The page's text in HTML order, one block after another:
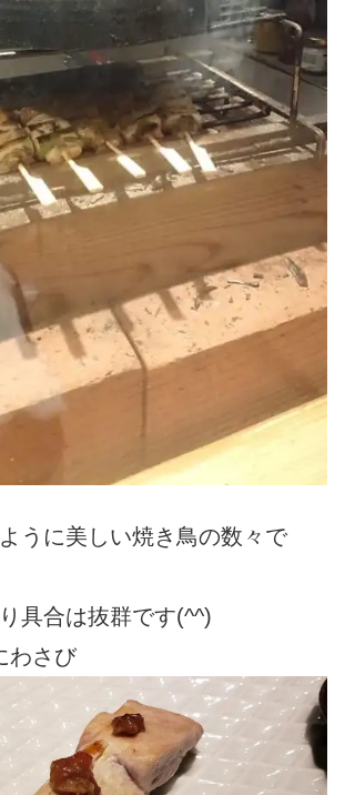
うに美しい焼き鳥の数々で
具合は抜群です(^^)
わさび